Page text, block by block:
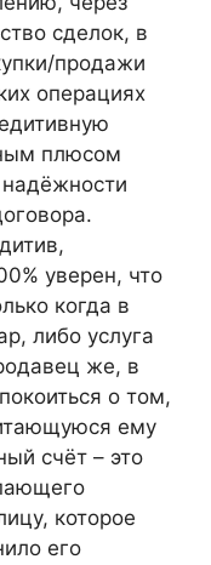
сделок, в
продажи
операциях
плюсом
уверен, что
когда в
либо услуга
же, в
о том,
ему
счёт – это
которое
его